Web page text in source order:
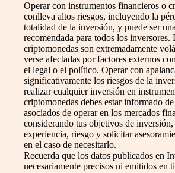
Operar con instrumentos financieros o
conlleva altos riesgos, incluyendo la
totalidad de la inversión, y puede ser
recomendada para todos los inversores.
criptomonedas son extremadamente
verse afectadas por factores externos
el legal o el político. Operar con
significativamente los riesgos de la
realizar cualquier inversión en
criptomonedas debes estar informado
asociados de operar en los mercados
considerando tus objetivos de
experiencia, riesgo y solicitar
en el caso de necesitarlo.
Recuerda que los datos publicados en
necesariamente precisos ni emitidos en